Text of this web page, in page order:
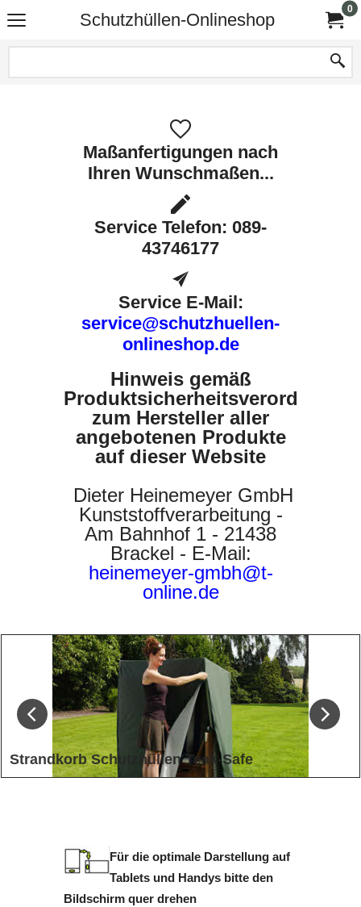
Schutzhüllen-Onlineshop
0
Maßanfertigungen nach
Ihren Wunschmaßen...
Service Telefon: 089-
43746177
Service E-Mail:
service@schutzhuellen-
onlineshop.de
Hinweis gemäß
Produktsicherheitsverordnung
zum Hersteller aller
angebotenen Produkte
auf dieser Website
Dieter Heinemeyer GmbH
Kunststoffverarbeitung -
Am Bahnhof 1 - 21438
Brackel - E-Mail:
heinemeyer-gmbh@t-
online.de
Strandkorb Schutzhüllen Teak-Safe
Für die optimale Darstellung auf
Tablets und Handys bitte den
Bildschirm quer drehen